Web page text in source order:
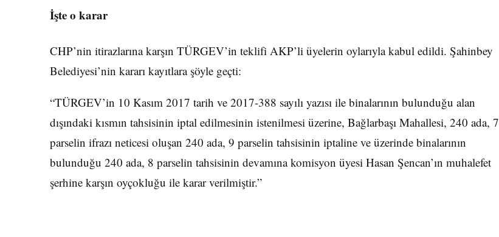
İşte o karar
CHP’nin itirazlarına karşın TÜRGEV’in teklifi AKP’li üyelerin oylarıyla kabul edildi. Şahinbey
Belediyesi’nin kararı kayıtlara şöyle geçti:
“TÜRGEV’in 10 Kasım 2017 tarih ve 2017-388 sayılı yazısı ile binalarının bulunduğu alan
dışındaki kısmın tahsisinin iptal edilmesinin istenilmesi üzerine, Bağlarbaşı Mahallesi, 240 ada, 7
parselin ifrazı neticesi oluşan 240 ada, 9 parselin tahsisinin iptaline ve üzerinde binalarının
bulunduğu 240 ada, 8 parselin tahsisinin devamına komisyon üyesi Hasan Şencan’ın muhalefet
şerhine karşın oyçokluğu ile karar verilmiştir.”